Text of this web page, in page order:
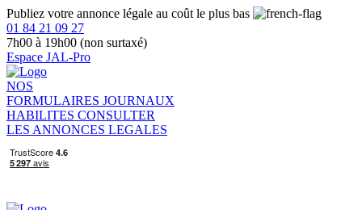
Publiez votre annonce légale au coût le plus bas
01 84 21 09 27
7h00 à 19h00 (non surtaxé)
Espace JAL-Pro
NOS
FORMULAIRES JOURNAUX
HABILITES CONSULTER
LES ANNONCES LEGALES